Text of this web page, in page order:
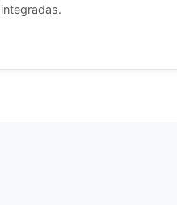
integradas.